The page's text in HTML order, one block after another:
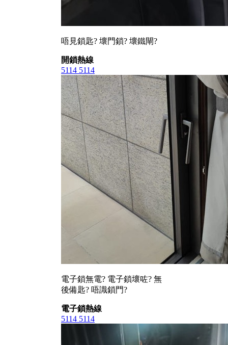
唔見鎖匙? 壞門鎖? 壞鐵閘?
開鎖熱線
5114 5114
電子鎖無電? 電子鎖壞咗? 無
後備匙? 唔識鎖門?
電子鎖熱線
5114 5114